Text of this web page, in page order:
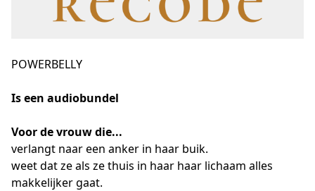
POWERBELLY
Is een audiobundel
Voor de vrouw die...
verlangt naar een anker in haar buik.
weet dat ze als ze thuis in haar haar lichaam alles
makkelijker gaat.